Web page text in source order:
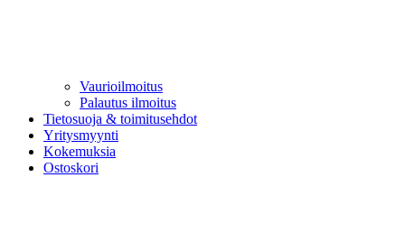
Vaurioilmoitus
Palautus ilmoitus
Tietosuoja & toimitusehdot
Yritysmyynti
Kokemuksia
Ostoskori